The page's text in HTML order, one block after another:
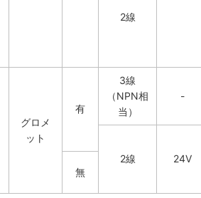
2線
グロメ
ット
有
3線
（NPN相
当）
-
2線
24V
無